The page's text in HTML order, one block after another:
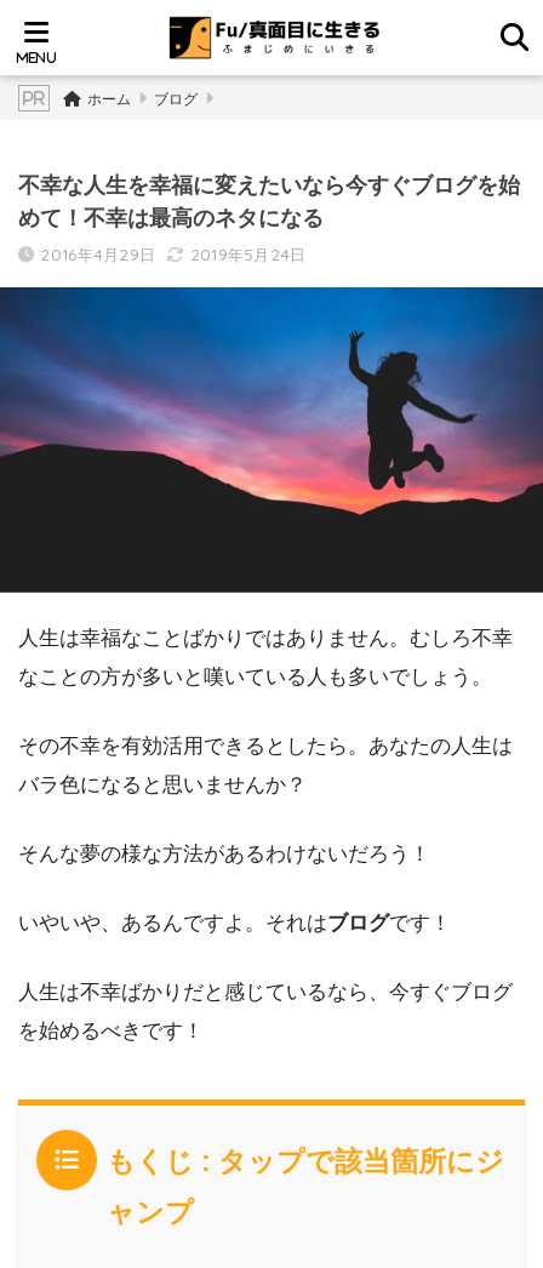
ホーム ブログ
不幸な人生を幸福に変えたいなら今すぐブログを始
めて！不幸は最高のネタになる
2016年4月29日 2019年5月24日
人生は幸福なことばかりではありません。むしろ不幸
なことの方が多いと嘆いている人も多いでしょう。
その不幸を有効活用できるとしたら。あなたの人生は
バラ色になると思いませんか？
そんな夢の様な方法があるわけないだろう！
いやいや、あるんですよ。それはブログです！
人生は不幸ばかりだと感じているなら、今すぐブログ
を始めるべきです！
もくじ : タップで該当箇所にジ
ャンプ